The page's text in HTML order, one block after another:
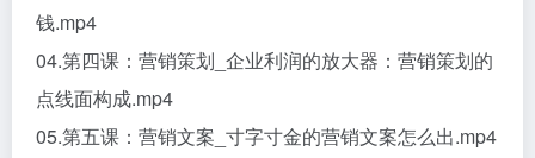
钱.mp4
04.第四课：营销策划_企业利润的放大器：营销策划的
点线面构成.mp4
05.第五课：营销文案_寸字寸金的营销文案怎么出.mp4